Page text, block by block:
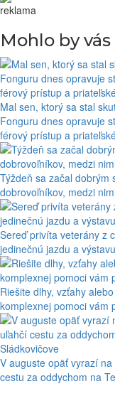
reklama
Mohlo by
Mal sen, ktorý sa stal
Fonguru dnes opravuje
férový prístup a
Týždeň sa začal dobrým
dobrovoľníkov, medzi
Sereď privíta veterány z
jedinečnú jazdu a
Riešite dlhy, vzťahy
komplexnej pomoci vám
V auguste opäť vyrazí
cestu za oddychom na